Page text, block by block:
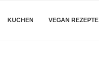
KUCHEN VEGAN REZEPTE